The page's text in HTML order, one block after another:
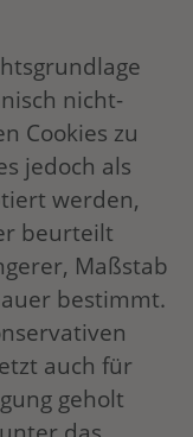
nicht-
Cookies zu
jedoch als
werden,
beurteilt
Maßstab
bestimmt.
auch für
geholt